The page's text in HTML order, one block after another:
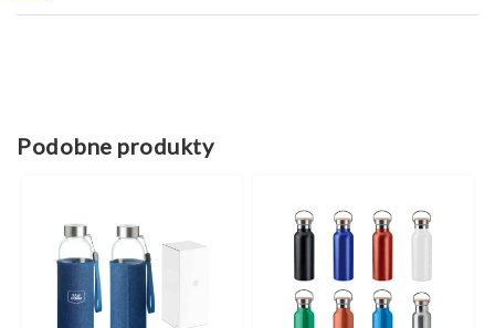
Podobne produkty